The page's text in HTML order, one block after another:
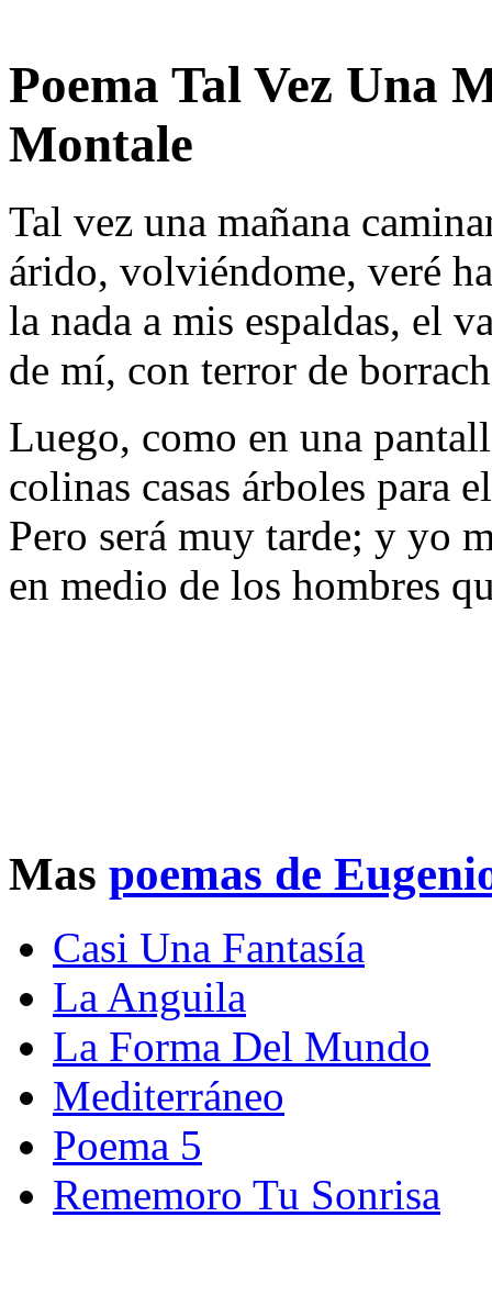
Poema Tal Vez Una
Montale
Tal vez una mañana
árido, volviéndome, veré
la nada a mis espaldas, el
de mí, con terror de
Luego, como en una
colinas casas árboles para
Pero será muy tarde; y yo
en medio de los hombres
Mas poemas de
Casi Una Fantasía
La Anguila
La Forma Del Mundo
Mediterráneo
Poema 5
Rememoro Tu Sonrisa